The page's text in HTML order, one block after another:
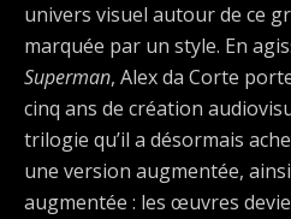
univers visuel autour de ce
marquée par un style. En
Superman, Alex da Corte
cinq ans de création
trilogie qu’il a désormais
une version augmentée,
augmentée : les œuvres